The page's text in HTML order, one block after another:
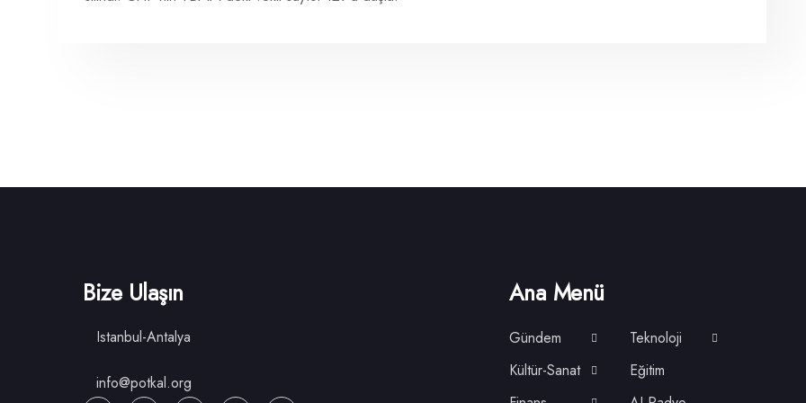
Bize Ulaşın
Istanbul-Antalya
info@potkal.org
Ana Menü
Gündem
Teknoloji
Kültür-Sanat
Eğitim